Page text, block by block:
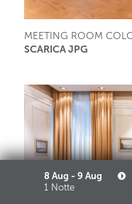
MEETING ROOM
SCARICA JPG
8 Aug - 9 Aug
1 Notte